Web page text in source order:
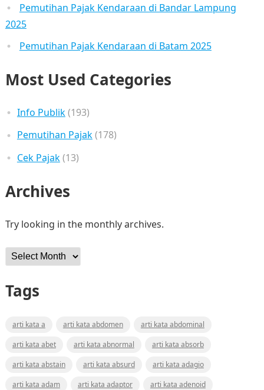
Pemutihan Pajak Kendaraan di Bandar Lampung
2025
Pemutihan Pajak Kendaraan di Batam 2025
Most Used Categories
Info Publik(193)
Pemutihan Pajak(178)
Cek Pajak(13)
Archives
Try looking in the monthly archives.
Archives
Tags
arti kata a arti kata abdomen
arti kata abdominal
arti kata abet
arti kata abnormal
arti kata absorb
arti kata abstain
arti kata absurd
arti kata adagio
arti kata adam
arti kata adaptor
arti kata adenoid